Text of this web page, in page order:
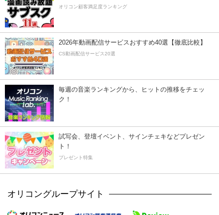
オリコン顧客満足度ランキング
2026年動画配信サービスおすすめ40選【徹底比較】
CS動画配信サービス20選
毎週の音楽ランキングから、ヒットの推移をチェッ
ク！
試写会、登壇イベント、サインチェキなどプレゼン
ト！
プレゼント特集
オリコングループサイト